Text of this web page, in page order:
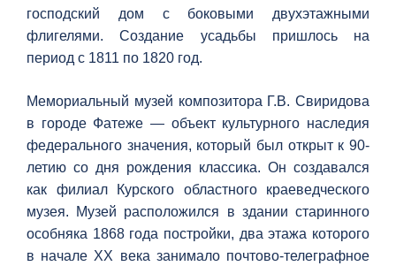
господский дом с боковыми двухэтажными
флигелями. Создание усадьбы пришлось на
период с 1811 по 1820 год.
Мемориальный музей композитора Г.В. Свиридова
в городе Фатеже — объект культурного наследия
федерального значения, который был открыт к 90-
летию со дня рождения классика. Он создавался
как филиал Курского областного краеведческого
музея. Музей расположился в здании старинного
особняка 1868 года постройки, два этажа которого
в начале ХХ века занимало почтово-телеграфное